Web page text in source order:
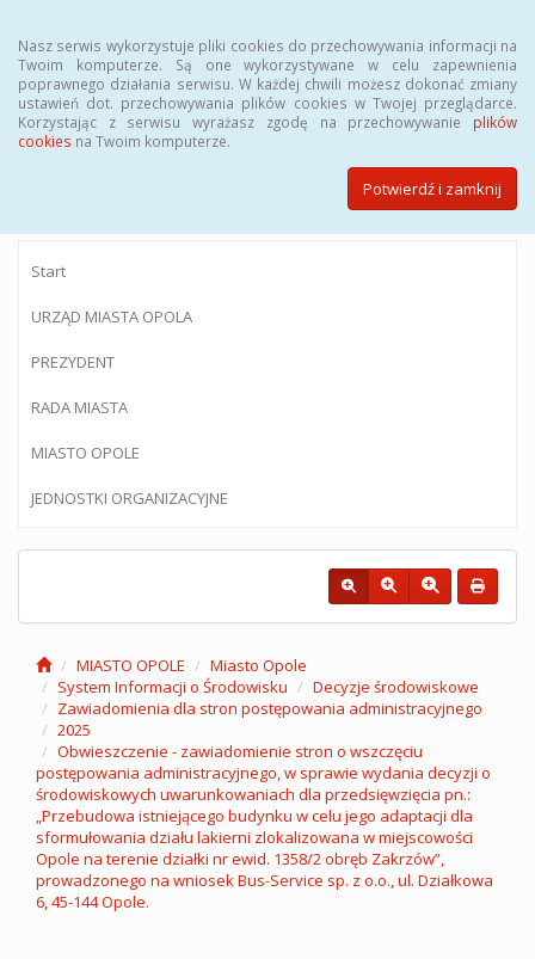
Nasz serwis wykorzystuje pliki cookies do przechowywania informacji na
Twoim komputerze. Są one wykorzystywane w celu zapewnienia
poprawnego działania serwisu. W każdej chwili możesz dokonać zmiany
ustawień dot. przechowywania plików cookies w Twojej przeglądarce.
Korzystając z serwisu wyrażasz zgodę na przechowywanie plików
cookies na Twoim komputerze.
Potwierdź i zamknij
BIULETYN INFORMACJI PUBLICZNEJ
Urzędu Miasta Opola
Start
URZĄD MIASTA OPOLA
PREZYDENT
RADA MIASTA
MIASTO OPOLE
JEDNOSTKI ORGANIZACYJNE
MIASTO OPOLE
Miasto Opole
System Informacji o Środowisku
Decyzje środowiskowe
Zawiadomienia dla stron postępowania administracyjnego
2025
Obwieszczenie - zawiadomienie stron o wszczęciu
postępowania administracyjnego, w sprawie wydania decyzji o
środowiskowych uwarunkowaniach dla przedsięwzięcia pn.:
„Przebudowa istniejącego budynku w celu jego adaptacji dla
sformułowania działu lakierni zlokalizowana w miejscowości
Opole na terenie działki nr ewid. 1358/2 obręb Zakrzów”,
prowadzonego na wniosek Bus-Service sp. z o.o., ul. Działkowa
6, 45-144 Opole.